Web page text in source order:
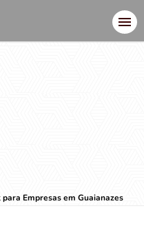
Empresas em Guaianazes